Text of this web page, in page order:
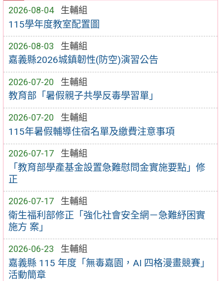
2026-08-04 生輔組
115學年度教室配置圖
2026-08-03 生輔組
嘉義縣2026城鎮韌性(防空)演習公告
2026-07-20 生輔組
教育部「暑假親子共學反毒學習單」
2026-07-20 生輔組
115年暑假輔導住宿名單及繳費注意事項
2026-07-17 生輔組
「教育部學產基金設置急難慰問金實施要點」修
正
2026-07-17 生輔組
衛生福利部修正「強化社會安全網－急難紓困實
施方 案」
2026-06-23 生輔組
嘉義縣 115 年度「無毒嘉園，AI 四格漫畫競賽」
活動簡章